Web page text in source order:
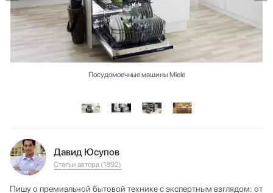
Посудомоечные машины Miele
Давид Юсупов
Статьи автора (1892)
Пишу о премиальной бытовой технике с экспертным взглядом: от